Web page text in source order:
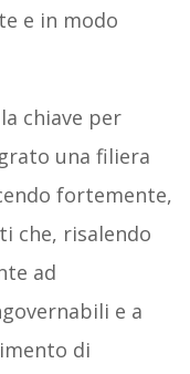
e in modo
chiave per
una filiera
fortemente,
che, risalendo
ad
e a
di